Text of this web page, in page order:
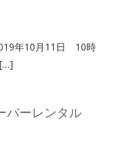
年10月11日 10時
バーレンタル